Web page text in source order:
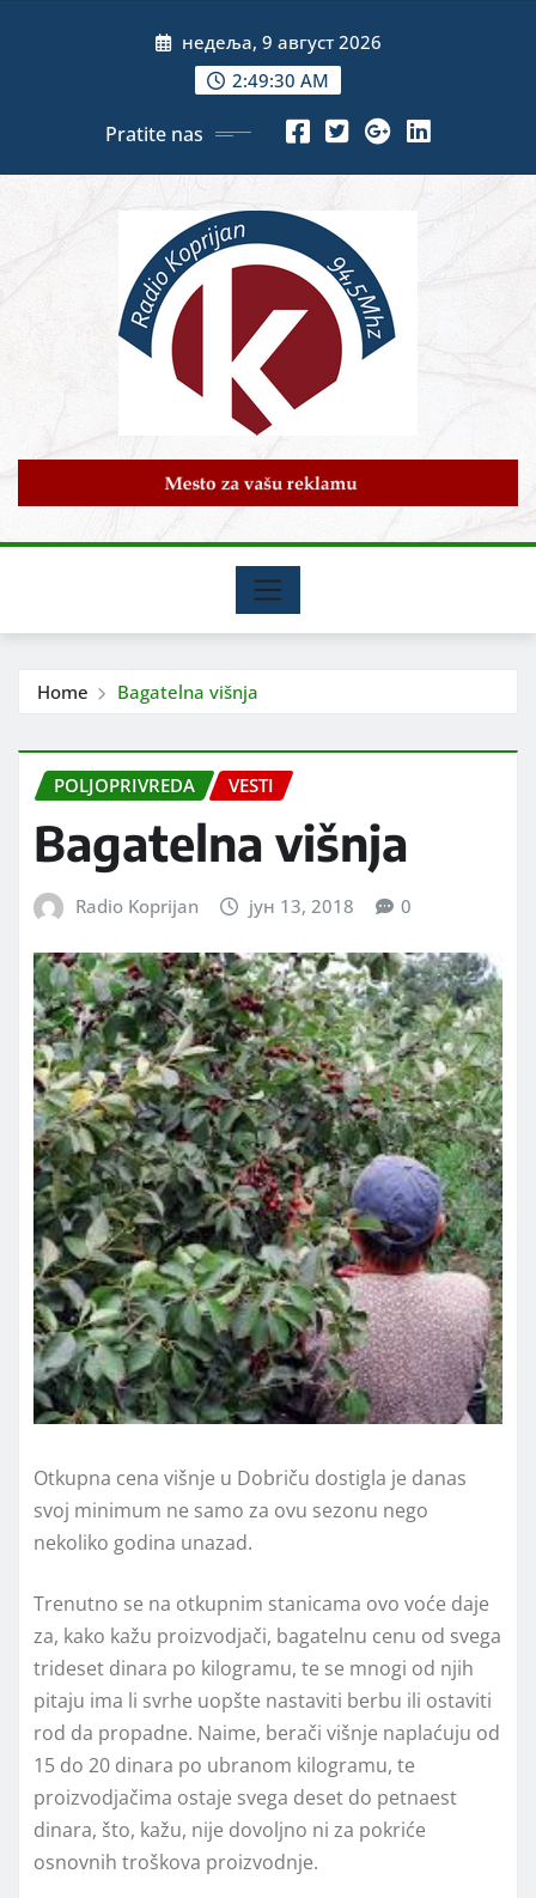
недеља, 9 август 2026
2:49:32 AM
Pratite nas
Home Bagatelna višnja
POLJOPRIVREDA VESTI
Bagatelna višnja
Radio Koprijan јун 13, 2018 0
Otkupna cena višnje u Dobriču dostigla je danas
svoj minimum ne samo za ovu sezonu nego
nekoliko godina unazad.
Trenutno se na otkupnim stanicama ovo voće daje
za, kako kažu proizvodjači, bagatelnu cenu od svega
trideset dinara po kilogramu, te se mnogi od njih
pitaju ima li svrhe uopšte nastaviti berbu ili ostaviti
rod da propadne. Naime, berači višnje naplaćuju od
15 do 20 dinara po ubranom kilogramu, te
proizvodjačima ostaje svega deset do petnaest
dinara, što, kažu, nije dovoljno ni za pokriće
osnovnih troškova proizvodnje.